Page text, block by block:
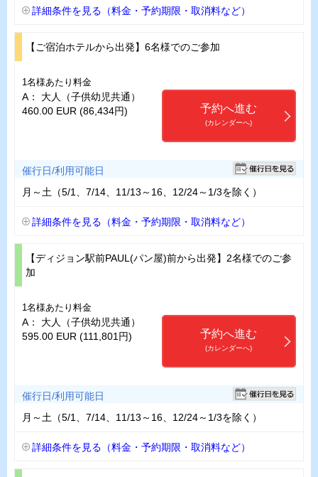
詳細条件を見る（料金・予約期限・取消料など）
【ご宿泊ホテルから出発】6名様でのご参加
1名様あたり料金
A： 大人（子供幼児共通）
460.00 EUR (86,434円)
予約へ進む
(カレンダーへ)
催行日/利用可能日
月～土（5/1、7/14、11/13～16、12/24～1/3を除く）
詳細条件を見る（料金・予約期限・取消料など）
【ディジョン駅前PAUL(パン屋)前から出発】2名様でのご参
加
1名様あたり料金
A： 大人（子供幼児共通）
595.00 EUR (111,801円)
予約へ進む
(カレンダーへ)
催行日/利用可能日
月～土（5/1、7/14、11/13～16、12/24～1/3を除く）
詳細条件を見る（料金・予約期限・取消料など）